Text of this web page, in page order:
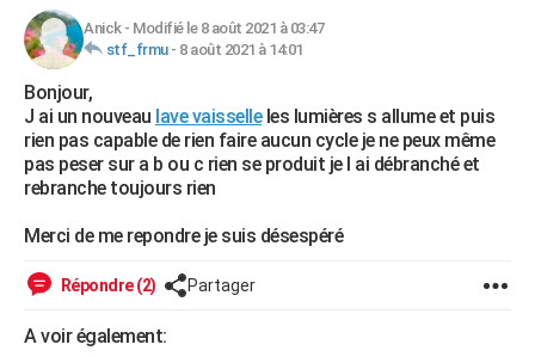
FINANCE
Retraite
Impôts
Epargne
Immobilier
Risques naturels par ville
Banque
Assurance
Crédit
AUTO
Essais
Réserver un essai
Citadines
Berlines
SUV
Forum auto
+HIGH-TECH
Mobiles
Meilleur smartphone
Internet
Ordinateurs
Jeux vidéo
Guide high-tech
+BRICOLAGE
Forum
Aménagement intérieur
Extérieur
Cuisine
Salle de bains
Jardinage
Rangement
Guides de France
Art de vivre
Bien-être
Loisirs
Mode
Modes de vie
Alimentation
Guide de la santé
Maladies
Médicaments
Sommeil
Anick- Modifié le 8 août 2021 à 03:47
stf_frmu- 8 août 2021 à 14:01
Bonjour,
J ai un nouveau lave vaisselleles lumières s allume et puis
rien pas capable de rien faire aucun cycle je ne peux même
pas peser sur a b ou c rien se produit je l ai débranché et
rebranche toujours rien
Merci de me repondre je suis désespéré
Répondre (2) Partager
A voir également: